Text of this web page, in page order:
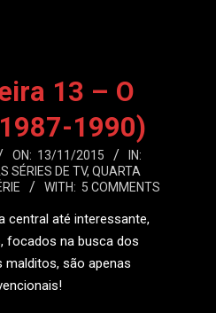
13 – O
1990)
ON: 13/11/2015
IN:
SÉRIES DE TV, QUARTA
WITH: 5 COMMENTS
central até interessante,
focados na busca dos
malditos, são apenas